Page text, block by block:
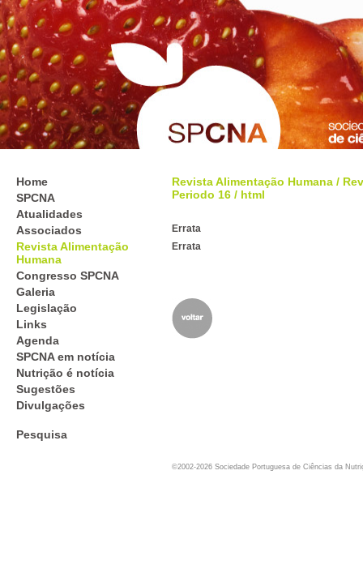
Home
SPCNA
Atualidades
Associados
Revista Alimentação
Humana
Congresso SPCNA
Galeria
Legislação
Links
Agenda
SPCNA em notícia
Nutrição é notícia
Sugestões
Divulgações
Pesquisa
Revista Alimentação Humana /
Periodo 16 / html
Errata
Errata
©2002-2026 Sociedade Portuguesa de Ciências da